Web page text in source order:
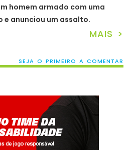
homem armado com uma
anunciou um assalto.
MAIS >
SEJA O PRIMEIRO A COMENTAR